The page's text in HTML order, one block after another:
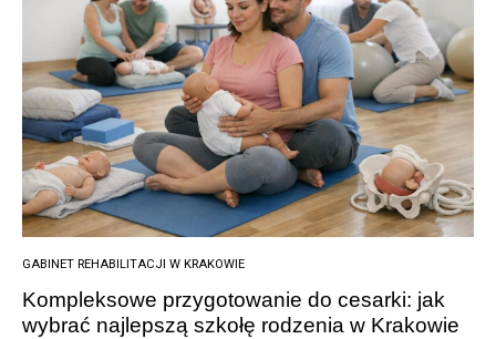
GABINET REHABILITACJI W KRAKOWIE
Kompleksowe przygotowanie do cesarki: jak
wybrać najlepszą szkołę rodzenia w Krakowie